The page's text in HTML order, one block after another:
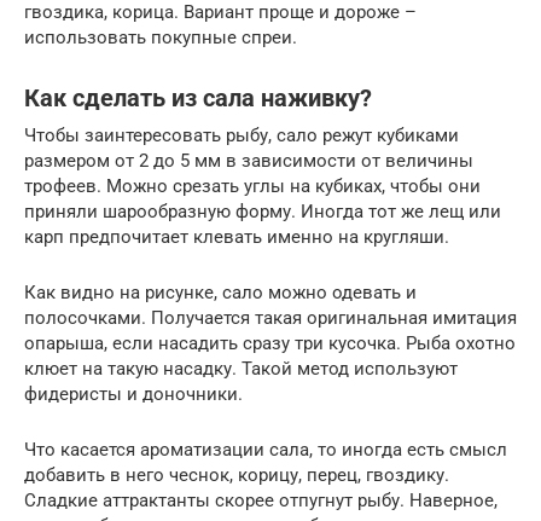
гвоздика, корица. Вариант проще и дороже –
использовать покупные спреи.
Как сделать из сала наживку?
Чтобы заинтересовать рыбу, сало режут кубиками
размером от 2 до 5 мм в зависимости от величины
трофеев. Можно срезать углы на кубиках, чтобы они
приняли шарообразную форму. Иногда тот же лещ или
карп предпочитает клевать именно на кругляши.
Как видно на рисунке, сало можно одевать и
полосочками. Получается такая оригинальная имитация
опарыша, если насадить сразу три кусочка. Рыба охотно
клюет на такую насадку. Такой метод используют
фидеристы и доночники.
Что касается ароматизации сала, то иногда есть смысл
добавить в него чеснок, корицу, перец, гвоздику.
Сладкие аттрактанты скорее отпугнут рыбу. Наверное,